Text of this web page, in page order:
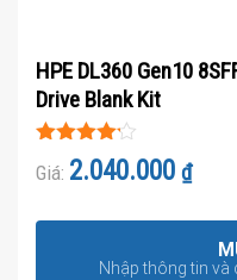
HPE DL360 Gen10
Drive Blank Kit
Được xếp
hạng4.1
Giá: 2.040.000 ₫
Nhập thông tin và